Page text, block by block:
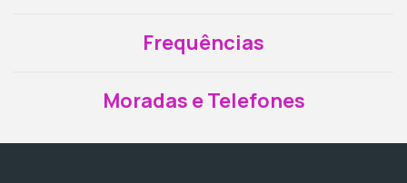
Frequências
Moradas e Telefones